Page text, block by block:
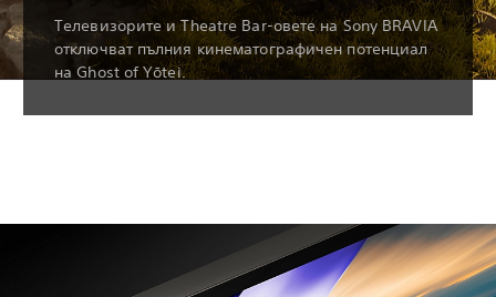
Телевизорите и Theatre Bar-овете на Sony BRAVIA
отключват пълния кинематографичен потенциал
на Ghost of Yōtei.